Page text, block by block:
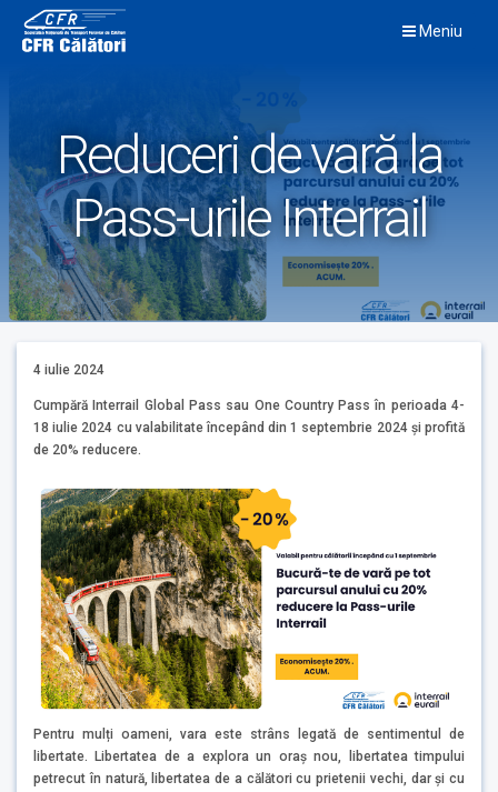
content
Meniu
Reduceri de vară la
Pass-urile Interrail
4 iulie 2024
Cumpără Interrail Global Pass sau One Country Pass în perioada 4-
18 iulie 2024 cu valabilitate începând din 1 septembrie 2024 şi profită
de 20% reducere.
Pentru mulți oameni, vara este strâns legată de sentimentul de
libertate. Libertatea de a explora un oraș nou, libertatea timpului
petrecut în natură, libertatea de a călători cu prietenii vechi, dar și cu